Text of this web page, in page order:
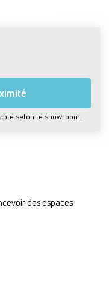
selon le showroom.
des espaces